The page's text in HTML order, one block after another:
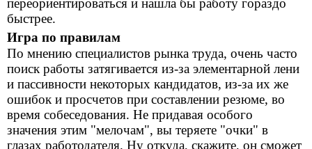
переориентироваться и нашла бы работу гораздо
быстрее.
Игра по правилам
По мнению специалистов рынка труда, очень часто
поиск работы затягивается из-за элементарной лени
и пассивности некоторых кандидатов, из-за их же
ошибок и просчетов при составлении резюме, во
время собеседования. Не придавая особого
значения этим "мелочам", вы теряете "очки" в
глазах работодателя. Ну откуда, скажите, он сможет